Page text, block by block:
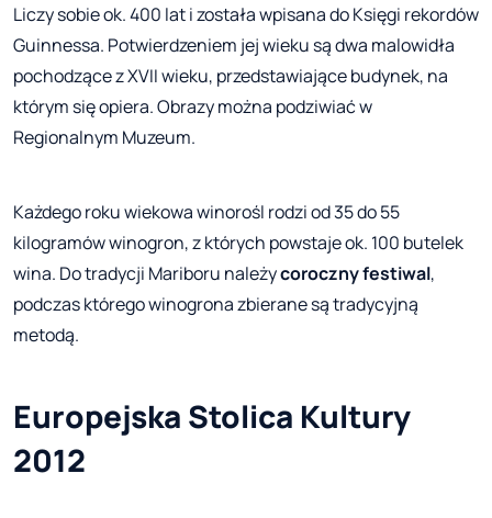
Liczy sobie ok. 400 lat i została wpisana do Księgi rekordów
Guinnessa. Potwierdzeniem jej wieku są dwa malowidła
pochodzące z XVII wieku, przedstawiające budynek, na
którym się opiera. Obrazy można podziwiać w
Regionalnym Muzeum.
Każdego roku wiekowa winorośl rodzi od 35 do 55
kilogramów winogron, z których powstaje ok. 100 butelek
wina. Do tradycji Mariboru należycoroczny festiwal,
podczas którego winogrona zbierane są tradycyjną
metodą.
Europejska Stolica Kultury
2012